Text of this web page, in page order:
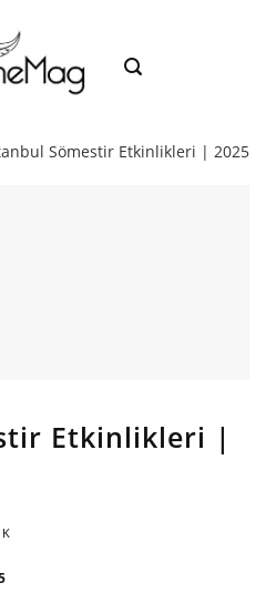
Sömestir Etkinlikleri | 2025
Etkinlikleri |